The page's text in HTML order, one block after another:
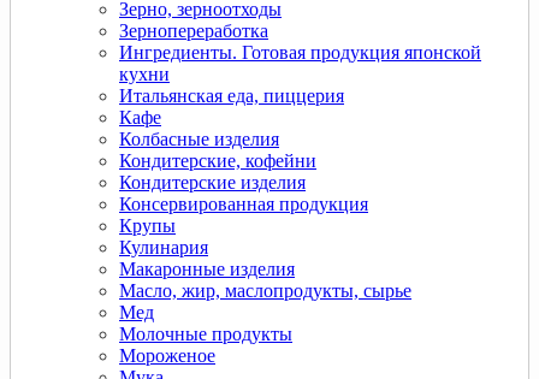
Зерно, зерноотходы
Зернопереработка
Ингредиенты. Готовая продукция японской
кухни
Итальянская еда, пиццерия
Кафе
Колбасные изделия
Кондитерские, кофейни
Кондитерские изделия
Консервированная продукция
Крупы
Кулинария
Макаронные изделия
Масло, жир, маслопродукты, сырье
Мед
Молочные продукты
Мороженое